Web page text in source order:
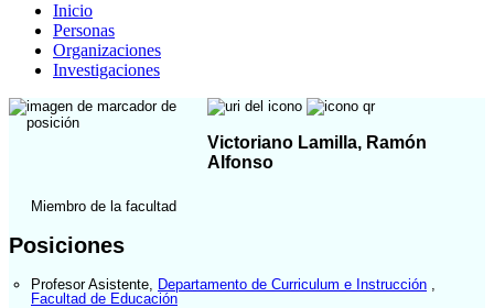
Inicio
Personas
Organizaciones
Investigaciones
Victoriano Lamilla, Ramón
Alfonso
Miembro de la facultad
Posiciones
Profesor Asistente Departamento de Curriculum e Instrucción
Facultad de Educación